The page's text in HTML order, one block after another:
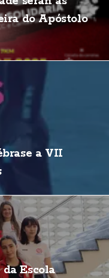
do Apóstolo
a VII
Escola